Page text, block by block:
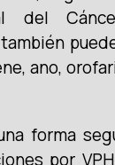
del
ano,
forma
por